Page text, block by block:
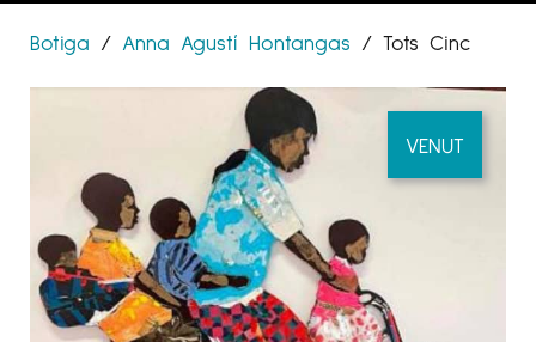
Botiga / Anna Agustí Hontangas / Tots Cinc
VENUT